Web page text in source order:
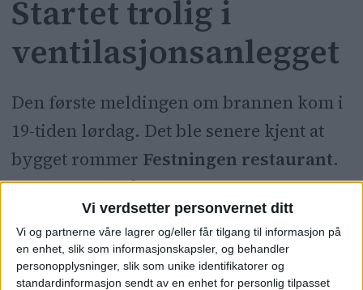
Vi verdsetter personvernet ditt
Vi og partnerne våre lagrer og/eller får tilgang til informasjon på
en enhet, slik som informasjonskapsler, og behandler
personopplysninger, slik som unike identifikatorer og
standardinformasjon sendt av en enhet for personlig tilpasset
Startet trolig i
ventilasjonsanlegget
Den første meldingen om brannen kom i
19-tiden lørdag. Det ble senere kjent at
bygget rommer Festningen restaurant.
Det kom raskt åpne flammer ut av
vinduet på bygget, som tilhører
anleg11get tilAkershus festning. Kort
tid etter var hele bygget overtent.